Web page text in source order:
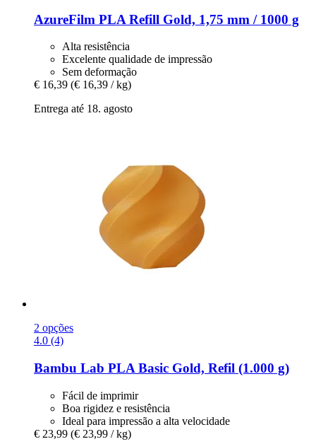
AzureFilm PLA Refill Gold, 1,75 mm / 1000 g
Alta resistência
Excelente qualidade de impressão
Sem deformação
€ 16,39 (€ 16,39 / kg)
Entrega até 18. agosto
2 opções
4.0 (4)
Bambu Lab PLA Basic Gold, Refil (1.000 g)
Fácil de imprimir
Boa rigidez e resistência
Ideal para impressão a alta velocidade
€ 23,99 (€ 23,99 / kg)